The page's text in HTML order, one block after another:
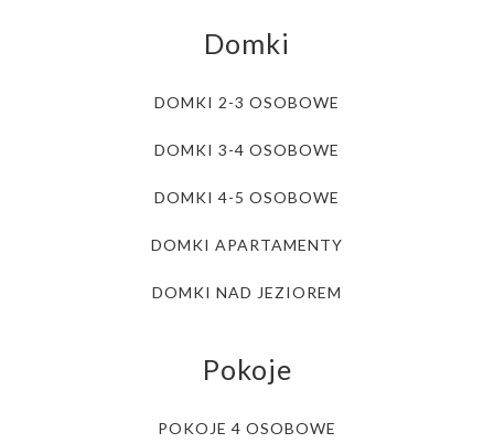
Domki
DOMKI 2-3 OSOBOWE
DOMKI 3-4 OSOBOWE
DOMKI 4-5 OSOBOWE
DOMKI APARTAMENTY
DOMKI NAD JEZIOREM
Pokoje
POKOJE 4 OSOBOWE